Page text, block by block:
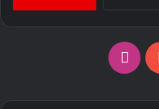
‫YouTubeانستقرام